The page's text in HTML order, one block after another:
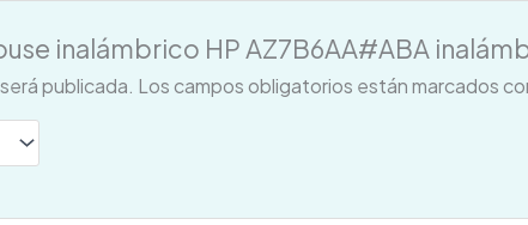
inalámbrico HP AZ7B6AA#ABA
publicada. Los campos obligatorios están marcados